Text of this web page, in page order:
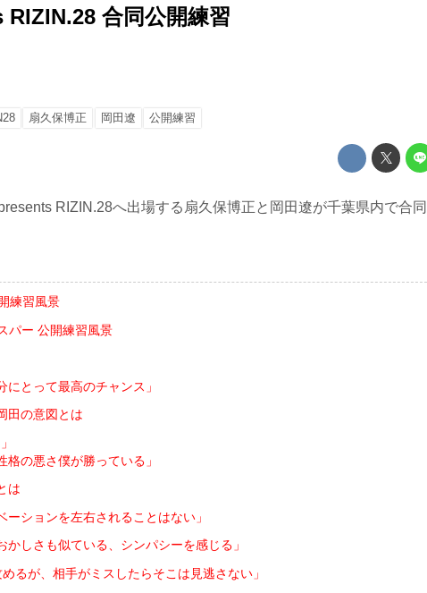
合同公開練習
扇久保博正 岡田遼 公開練習
RIZIN.28へ出場する扇久保博正と岡田遼が千葉県内で合同
練習風景
パー 公開練習風景
とって最高のチャンス」
田の意図とは
の悪さ僕が勝っている」
は
ションを左右されることはない」
しさも似ている、シンパシーを感じる」
るが、相手がミスしたらそこは見逃さない」